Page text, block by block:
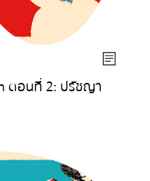
ตอนที่ 2: ปรัชญา